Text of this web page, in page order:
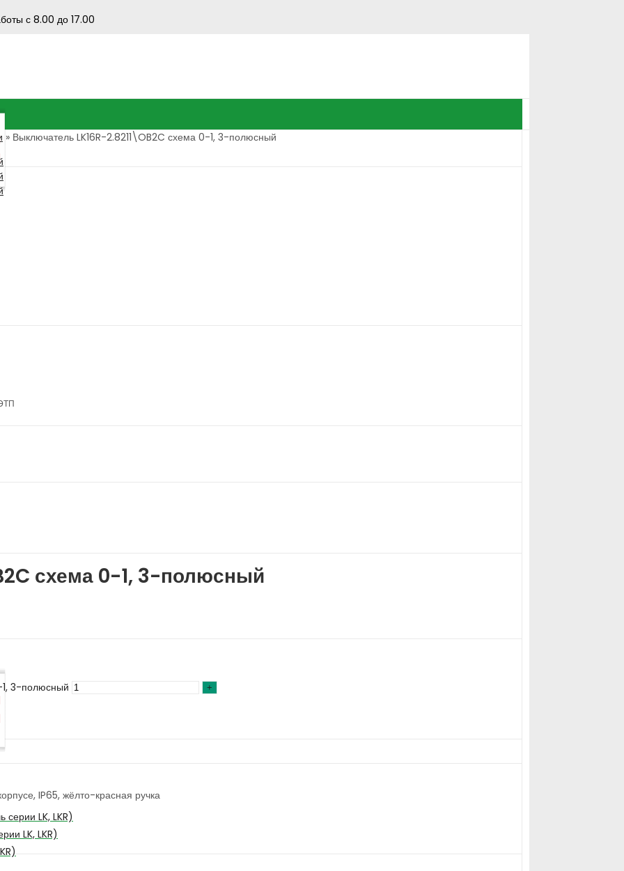
с 8.00 до 17.00
» Выключатель LK16R-2.8211\OB2C схема 0-1, 3-полюсный
схема 0-1, 3-полюсный
1, 3-полюсный
IP65, жёлто-красная ручка
серии LK, LKR)
LK, LKR)